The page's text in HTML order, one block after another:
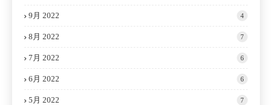
9月 2022 4
8月 2022 7
7月 2022 6
6月 2022 6
5月 2022 7